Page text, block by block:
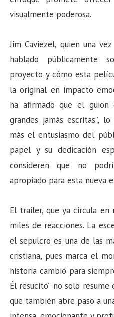
visualmente poderosa.
Jim Caviezel, quien una
hablado públicamente
proyecto y cómo esta
la original en impacto
ha afirmado que el guion
grandes jamás escritas”,
más el entusiasmo del
papel y su dedicación
consideren que no
apropiado para esta nueva
El trailer, que ya circula en
miles de reacciones. La
el sepulcro es una de las
cristiana, pues marca el
historia cambió para
Él resucitó” no solo
que también abre paso a